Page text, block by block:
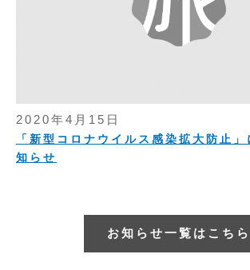
2020年4月15日
「新型コロナウイルス感染拡大防止
知らせ
お知らせ一覧はこちら